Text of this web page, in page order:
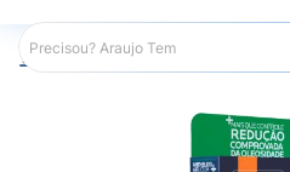
Araujo Dermocosméticos